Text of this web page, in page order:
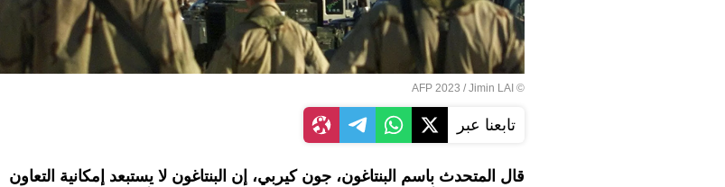
© AFP 2023 / Jimin LAI
تابعنا عبر
قال المتحدث باسم البنتاغون، جون كيربي، إن البنتاغون لا يستبعد إمكانية التعاون